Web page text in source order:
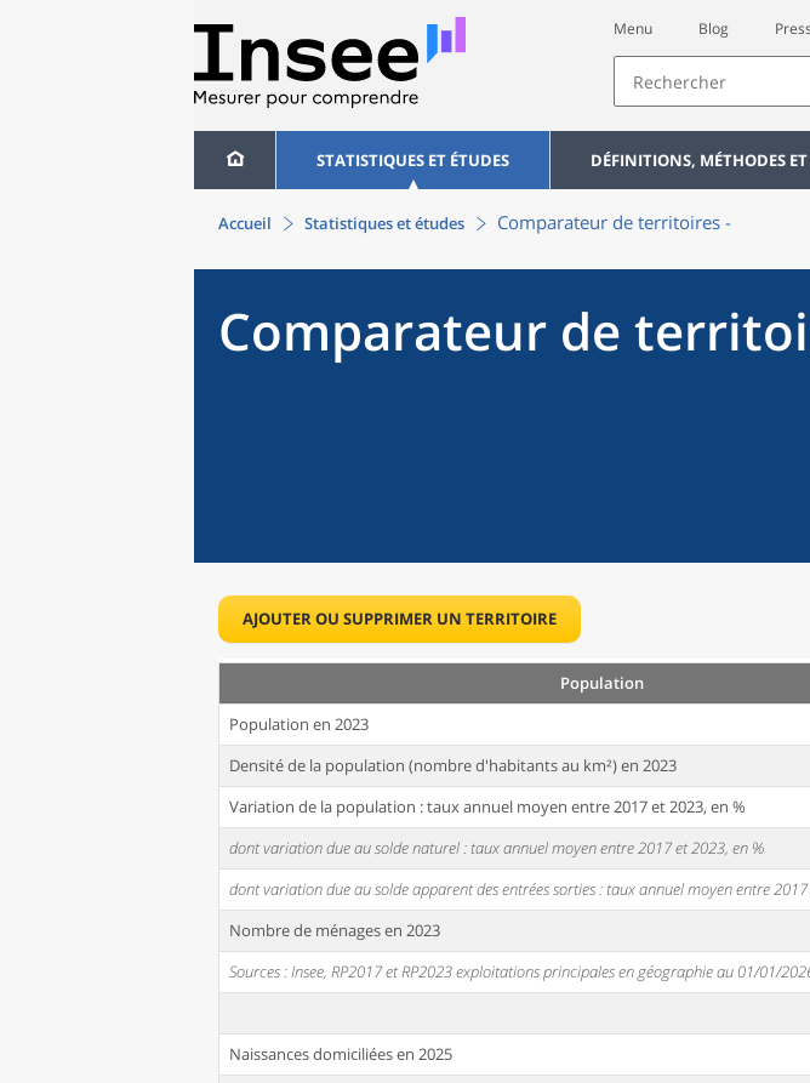
Menu Blog
STATISTIQUES ET ÉTUDES DÉFINITIONS, MÉTHODES
Accueil Statistiques et études Comparateur de territoires -
Comparateur de
AJOUTER OU SUPPRIMER UN TERRITOIRE
Population
Population en 2023
Densité de la population (nombre d'habitants au km²) en 2023
Variation de la population : taux annuel moyen entre 2017 et 2023, en %
dont variation due au solde naturel : taux annuel moyen entre 2017 et 2023, en %
dont variation due au solde apparent des entrées sorties : taux annuel moyen entre
Nombre de ménages en 2023
Sources : Insee, RP2017 et RP2023 exploitations principales en géographie au 01/01/
Naissances domiciliées en 2025